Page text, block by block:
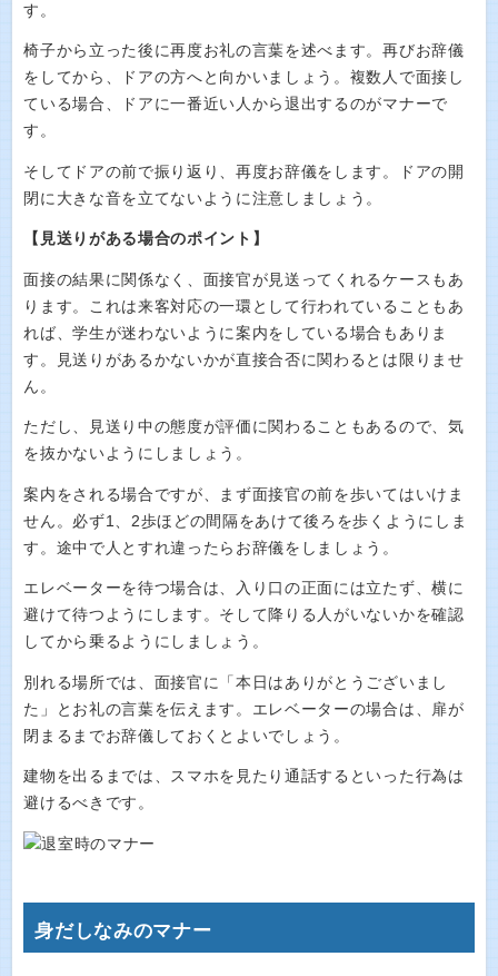
す。
椅子から立った後に再度お礼の言葉を述べます。再びお辞儀
をしてから、ドアの方へと向かいましょう。複数人で面接し
ている場合、ドアに一番近い人から退出するのがマナーで
す。
そしてドアの前で振り返り、再度お辞儀をします。ドアの開
閉に大きな音を立てないように注意しましょう。
【見送りがある場合のポイント】
面接の結果に関係なく、面接官が見送ってくれるケースもあ
ります。これは来客対応の一環として行われていることもあ
れば、学生が迷わないように案内をしている場合もありま
す。見送りがあるかないかが直接合否に関わるとは限りませ
ん。
ただし、見送り中の態度が評価に関わることもあるので、気
を抜かないようにしましょう。
案内をされる場合ですが、まず面接官の前を歩いてはいけま
せん。必ず1、2歩ほどの間隔をあけて後ろを歩くようにしま
す。途中で人とすれ違ったらお辞儀をしましょう。
エレベーターを待つ場合は、入り口の正面には立たず、横に
避けて待つようにします。そして降りる人がいないかを確認
してから乗るようにしましょう。
別れる場所では、面接官に「本日はありがとうございまし
た」とお礼の言葉を伝えます。エレベーターの場合は、扉が
閉まるまでお辞儀しておくとよいでしょう。
建物を出るまでは、スマホを見たり通話するといった行為は
避けるべきです。
身だしなみのマナー